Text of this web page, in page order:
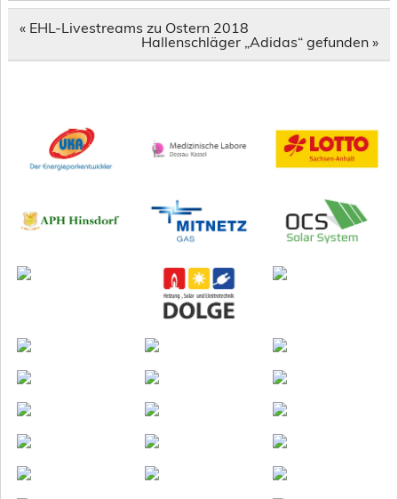
Beitragsnavigation
« EHL-Livestreams zu Ostern 2018
Hallenschläger „Adidas“ gefunden »